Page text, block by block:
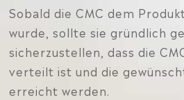
Sobald die CMC dem
wurde, sollte sie gründlich
sicherzustellen, dass die
verteilt ist und die
erreicht werden.